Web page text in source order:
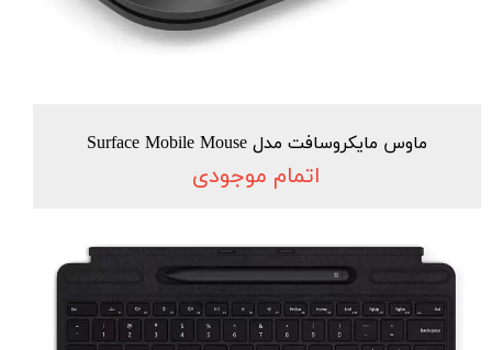
ماوس مایکروسافت مدل Surface Mobile Mouse
اتمام موجودی